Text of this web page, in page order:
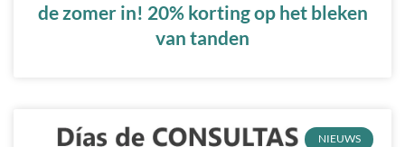
de zomer in! 20% korting op het bleken
van tanden
NIEUWS